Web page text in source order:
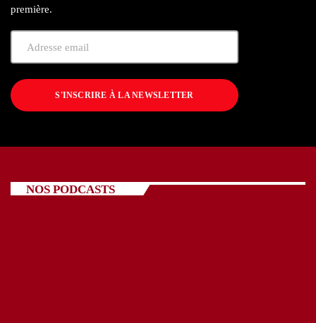
première.
S'INSCRIRE À LA NEWSLETTER
NOS PODCASTS